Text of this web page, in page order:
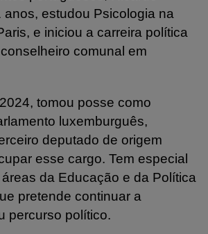
anos, estudou Psicologia na
e iniciou a carreira política
comunal em
tomou posse como
luxemburguês,
deputado de origem
esse cargo. Tem especial
da Educação e da Política
pretende continuar a
percurso político.